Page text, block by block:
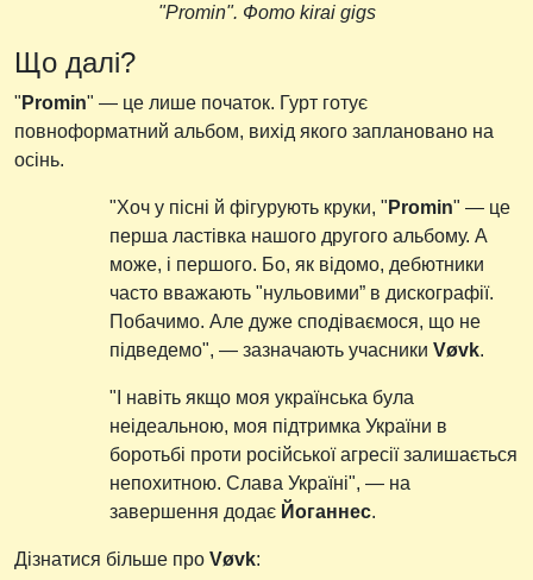
"Promin". Фото kirai gigs
Що далі?
" Promin" — це лише початок. Гурт готує
повноформатний альбом, вихід якого заплановано на
осінь.
"Хоч у пісні й фігурують круки, " Promin" — це
перша ластівка нашого другого альбому. А
може, і першого. Бо, як відомо, дебютники
часто вважають "нульовими” в дискографії.
Побачимо. Але дуже сподіваємося, що не
підведемо", — зазначають учасники Vøvk.
"І навіть якщо моя українська була
неідеальною, моя підтримка України в
боротьбі проти російської агресії залишається
непохитною. Слава Україні", — на
завершення додає Йоганнес.
Дізнатися більше про Vøvk: